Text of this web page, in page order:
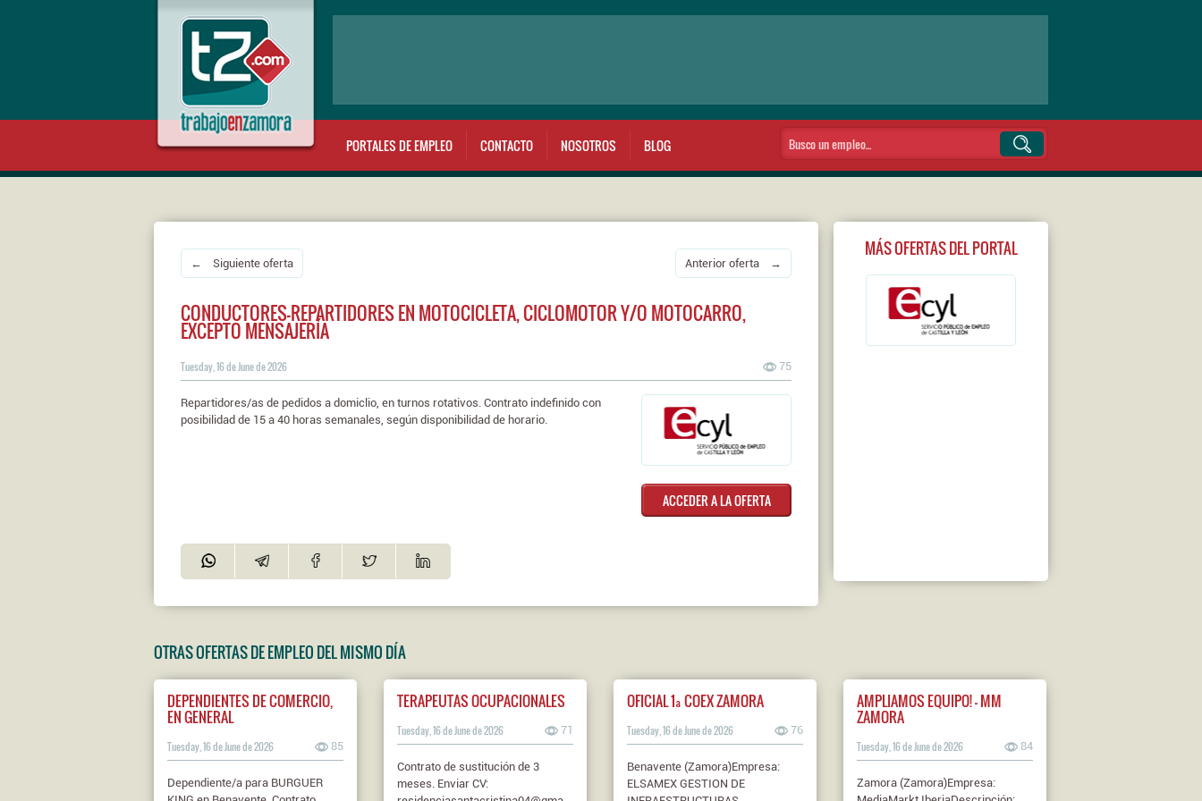
PORTALES DE EMPLEO CONTACTO NOSOTROS BLOG
← Siguiente oferta Anterior oferta →
CONDUCTORES-REPARTIDORES EN MOTOCICLETA, CICLOMOTOR Y/O MOTOCARRO,
EXCEPTO MENSAJERÍA
Tuesday, 16 de June de 2026 75
Repartidores/as de pedidos a domiclio, en turnos rotativos. Contrato indefinido con
posibilidad de 15 a 40 horas semanales, según disponibilidad de horario.
ACCEDER A LA OFERTA
MÁS OFERTAS DEL PORTAL
OTRAS OFERTAS DE EMPLEO DEL MISMO DÍA
DEPENDIENTES DE COMERCIO,
EN GENERAL
Tuesday, 16 de June de 2026 85
Dependiente/a para BURGUER
TERAPEUTAS OCUPACIONALES
Tuesday, 16 de June de 2026 71
Contrato de sustitución de 3
meses. Enviar CV:
OFICIAL 1ª COEX ZAMORA
Tuesday, 16 de June de 2026 76
Benavente (Zamora)Empresa:
ELSAMEX GESTION DE
AMPLIAMOS EQUIPO! - MM
ZAMORA
Tuesday, 16 de June de 2026 84
Zamora (Zamora)Empresa: